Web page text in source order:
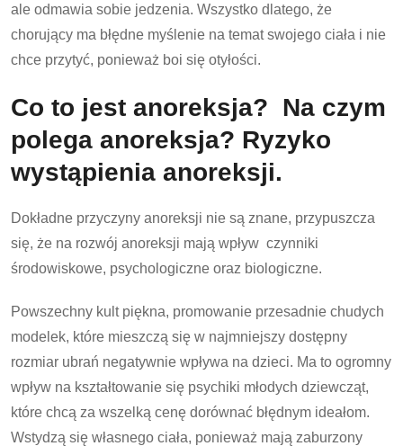
ale odmawia sobie jedzenia. Wszystko dlatego, że
chorujący ma błędne myślenie na temat swojego ciała i nie
chce przytyć, ponieważ boi się otyłości.
Co to jest anoreksja? Na czym
polega anoreksja? Ryzyko
wystąpienia anoreksji.
Dokładne przyczyny anoreksji nie są znane, przypuszcza
się, że na rozwój anoreksji mają wpływ czynniki
środowiskowe, psychologiczne oraz biologiczne.
Powszechny kult piękna, promowanie przesadnie chudych
modelek, które mieszczą się w najmniejszy dostępny
rozmiar ubrań negatywnie wpływa na dzieci. Ma to ogromny
wpływ na kształtowanie się psychiki młodych dziewcząt,
które chcą za wszelką cenę dorównać błędnym ideałom.
Wstydzą się własnego ciała, ponieważ mają zaburzony